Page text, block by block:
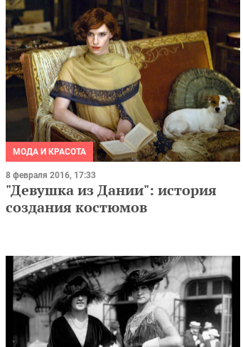
МОДА И КРАСОТА
8 февраля 2016, 17:33
"Девушка из Дании": история
создания костюмов